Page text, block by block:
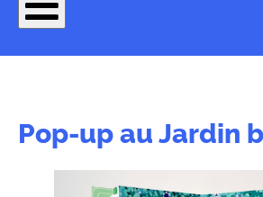
Pop-up au Jardin